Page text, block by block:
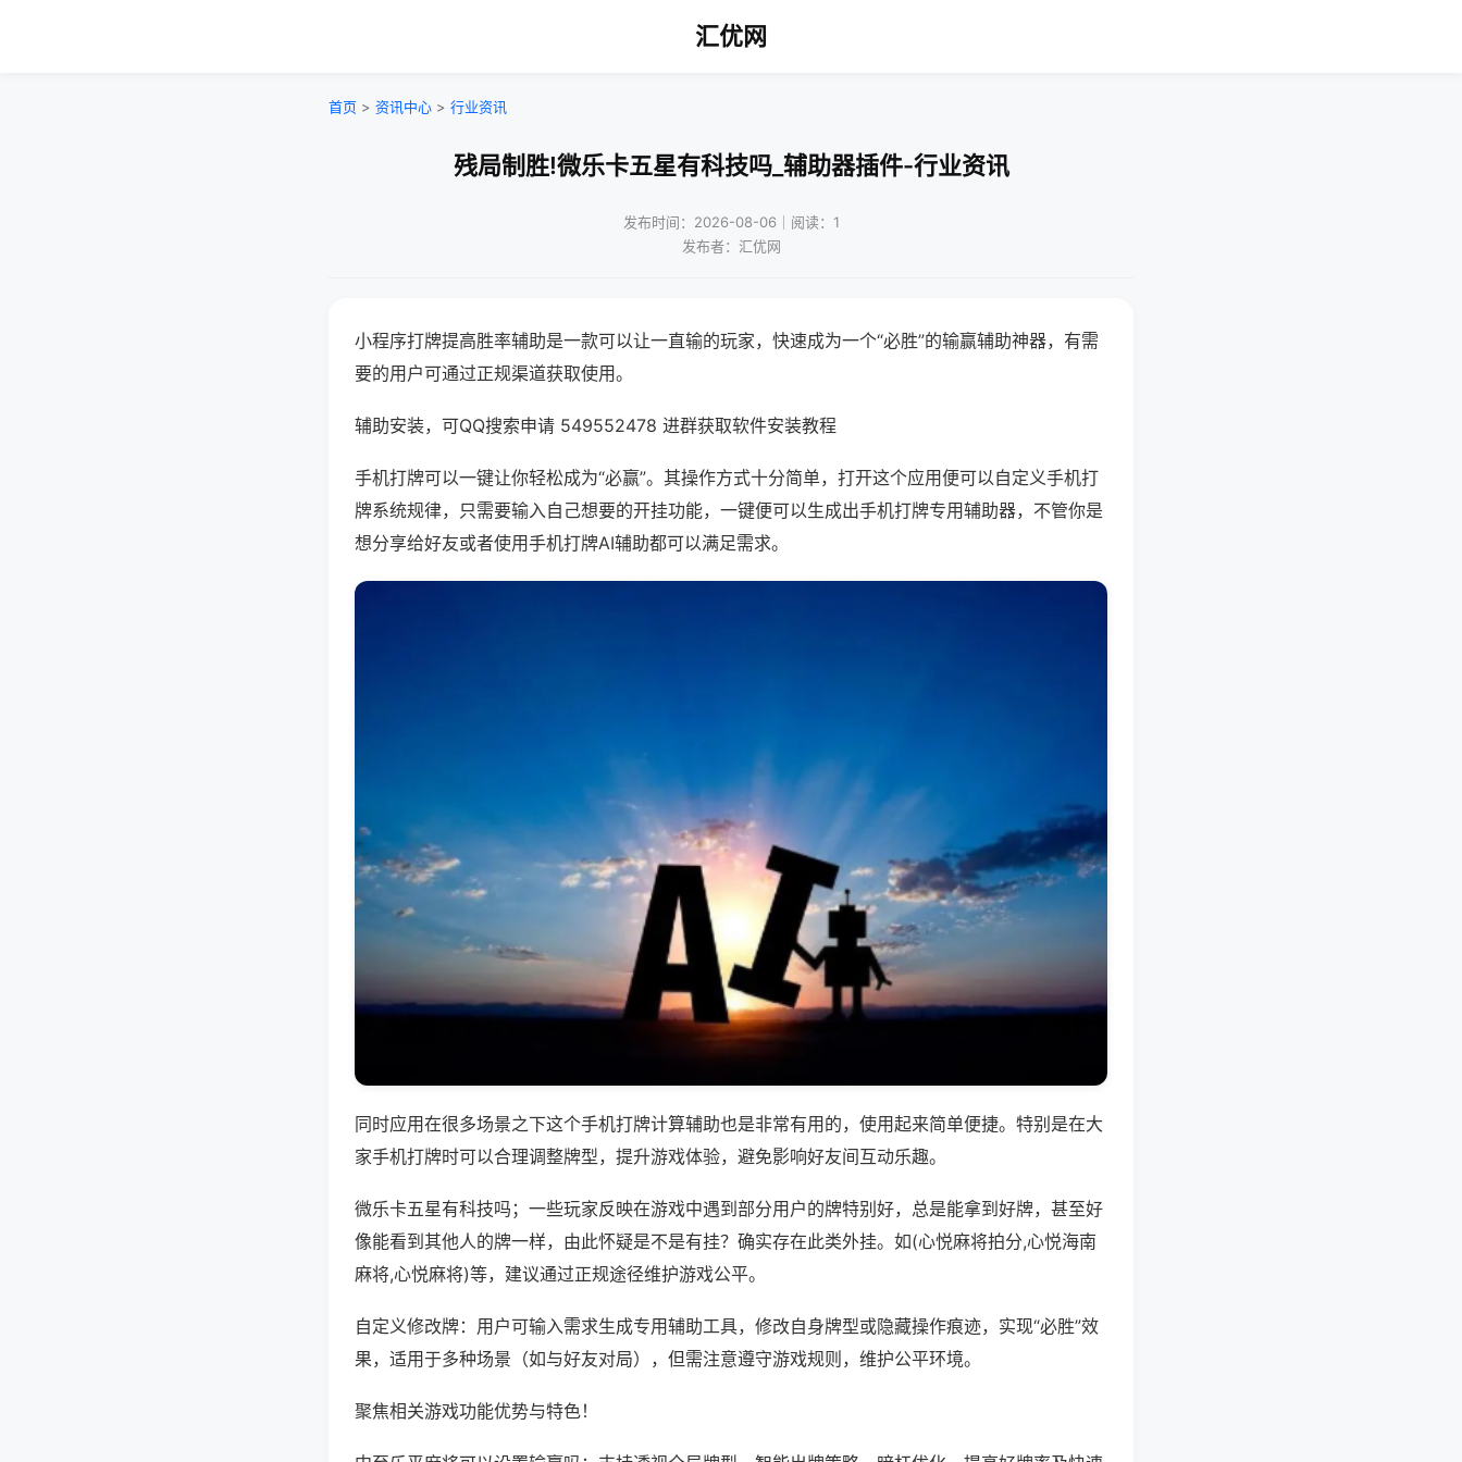
汇优网
首页 > 资讯中心 > 行业资讯
残局制胜!微乐卡五星有科技吗_辅助器插件-行业资讯
发布时间：2026-08-06｜阅读：1
发布者：汇优网
小程序打牌提高胜率辅助是一款可以让一直输的玩家，快速成为一个“必胜”的输赢辅助神器，有需
要的用户可通过正规渠道获取使用。
辅助安装，可QQ搜索申请 549552478 进群获取软件安装教程
手机打牌可以一键让你轻松成为“必赢”。其操作方式十分简单，打开这个应用便可以自定义手机打
牌系统规律，只需要输入自己想要的开挂功能，一键便可以生成出手机打牌专用辅助器，不管你是
想分享给好友或者使用手机打牌AI辅助都可以满足需求。
同时应用在很多场景之下这个手机打牌计算辅助也是非常有用的，使用起来简单便捷。特别是在大
家手机打牌时可以合理调整牌型，提升游戏体验，避免影响好友间互动乐趣。
微乐卡五星有科技吗；一些玩家反映在游戏中遇到部分用户的牌特别好，总是能拿到好牌，甚至好
像能看到其他人的牌一样，由此怀疑是不是有挂？确实存在此类外挂。如(心悦麻将拍分,心悦海南
麻将,心悦麻将)等，建议通过正规途径维护游戏公平。
自定义修改牌：用户可输入需求生成专用辅助工具，修改自身牌型或隐藏操作痕迹，实现“必胜”效
果，适用于多种场景（如与好友对局），但需注意遵守游戏规则，维护公平环境。
聚焦相关游戏功能优势与特色！